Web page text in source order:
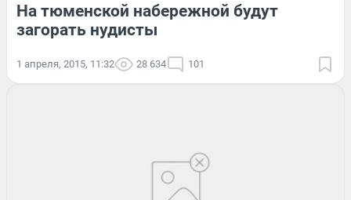
На тюменской набережной будут
загорать нудисты
1 апреля, 2015, 11:32 28 634 101